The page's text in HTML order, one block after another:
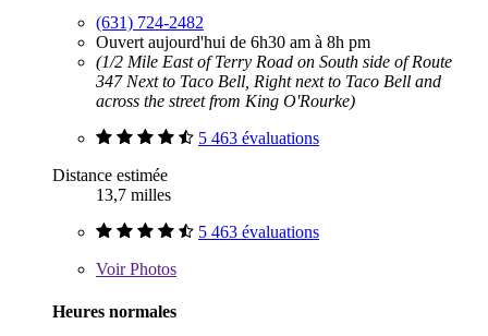
(631) 724-2482
Ouvert aujourd'hui de 6h30 am à 8h pm
(1/2 Mile East of Terry Road on South side of Route
347 Next to Taco Bell, Right next to Taco Bell and
across the street from King O'Rourke)
5 463 évaluations
Distance estimée
13,7 milles
5 463 évaluations
VoirPhotos
Heures normales